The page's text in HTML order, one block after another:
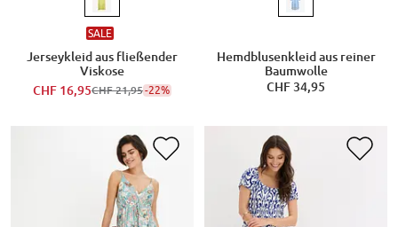
SALE
Jerseykleid aus fließender
Viskose
CHF 16,95CHF 21,95-22%
Hemdblusenkleid aus reiner
Baumwolle
CHF 34,95